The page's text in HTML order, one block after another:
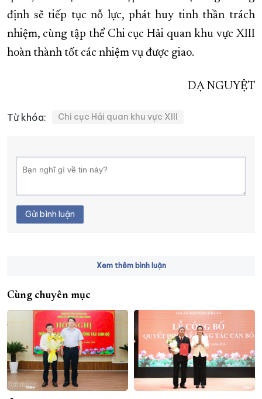
định sẽ tiếp tục nỗ lực, phát huy tinh thần trách
nhiệm, cùng tập thể Chi cục Hải quan khu vực XIII
hoàn thành tốt các nhiệm vụ được giao.
DẠ NGUYỆT
Từ khóa: Chi cục Hải quan khu vực XIII
Gửi bình luận
Xem thêm bình luận
Cùng chuyên mục